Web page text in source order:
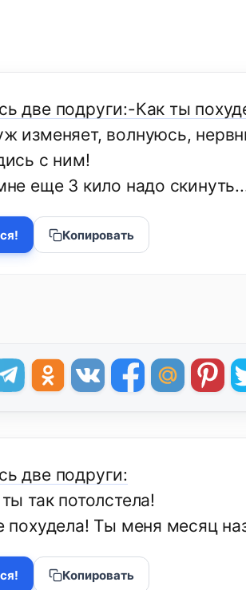
две подруги:-Как ты
изменяет, волнуюсь,
с ним!
еще 3 кило надо
Копировать
две подруги:
так потолстела!
похудела! Ты меня месяц
Копировать